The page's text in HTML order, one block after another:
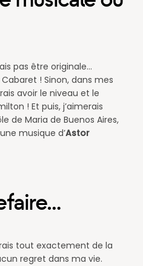
pas être originale...
! Sinon, dans mes
avoir le niveau et le
! Et puis, j’aimerais
de Maria de Buenos Aires,
musique d’Astor
tout exactement de la
regret dans ma vie.​